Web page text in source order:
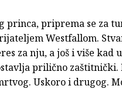
princa, priprema se za
Westfallom.
za nju, a još i više kad
prilično zaštitnički.
Uskoro i drugog.